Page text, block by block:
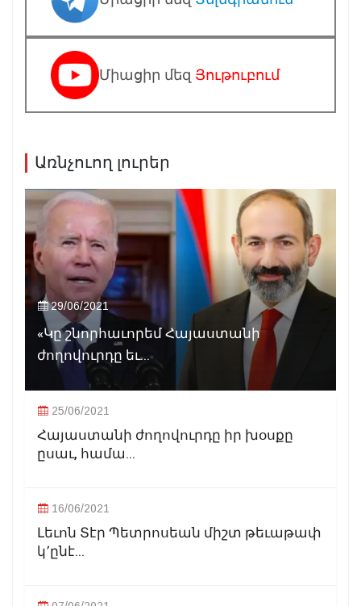
Միացիր մեզ Յութուբում
Առնչուող լուրեր
29/06/2021
«Կը շնորհաւորեմ Հայաստանի
ժողովուրդը եւ...
25/06/2021
Հայաստանի ժողովուրդը իր խօսքը
ըսաւ, համա...
16/06/2021
Լեւոն Տէր Պետրոսեան միշտ թեւաթափ
կ՚ընէ...